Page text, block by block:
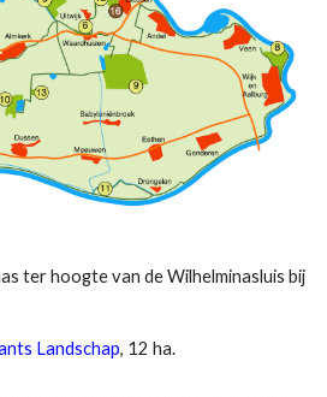
ter hoogte van de Wilhelminasluis bij
Landschap, 12 ha.